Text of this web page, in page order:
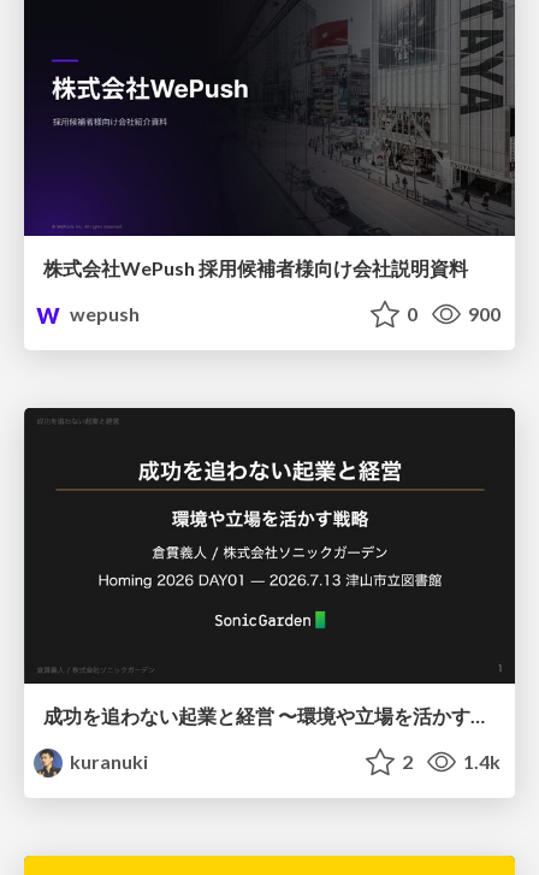
株式会社WePush 採用候補者様向け会社説明資料
wepush
0 900
成功を追わない起業と経営 〜環境や立場を活かす戦略（Homing 2026）
kuranuki
2 1.4k